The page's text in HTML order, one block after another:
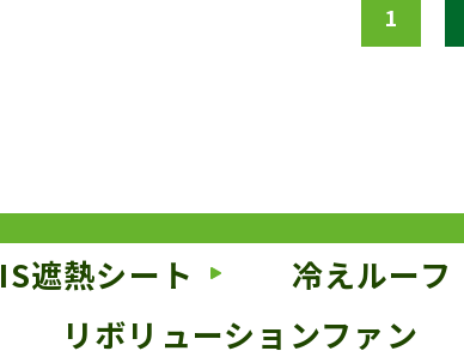
1
IS遮熱シート
冷えルーフ
リボリューションファン